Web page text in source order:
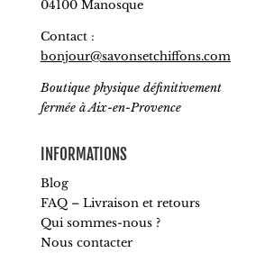
04100 Manosque
Contact :
bonjour@savonsetchiffons.com
Boutique physique définitivement
fermée à Aix-en-Provence
INFORMATIONS
Blog
FAQ – Livraison et retours
Qui sommes-nous ?
Nous contacter